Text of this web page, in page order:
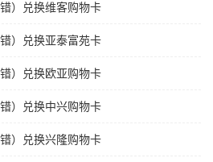
）兑换维客购物卡
）兑换亚泰富苑卡
）兑换欧亚购物卡
）兑换中兴购物卡
）兑换兴隆购物卡